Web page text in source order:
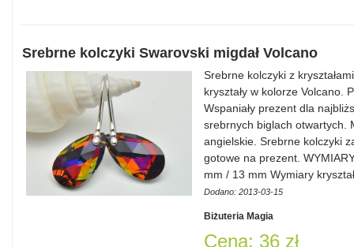
Srebrne kolczyki Swarovski migdał Volcano
Srebrne kolczyki z
kryształy w kolorze Volcano.
Wspaniały prezent dla
srebrnych biglach otwartych.
angielskie. Srebrne kolczyki
gotowe na prezent.
mm / 13 mm Wymiary
Dodano: 2013-03-15
Biżuteria Magia
Cena: 36 zł